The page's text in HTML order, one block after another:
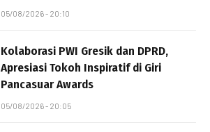
05/08/2026 - 20:10
Kolaborasi PWI Gresik dan DPRD,
Apresiasi Tokoh Inspiratif di Giri
Pancasuar Awards
05/08/2026 - 20:05